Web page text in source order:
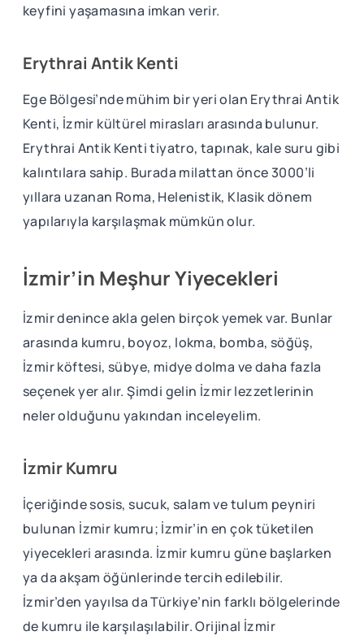
keyfini yaşamasına imkan verir.
Erythrai Antik Kenti
Ege Bölgesi’nde mühim bir yeri olan Erythrai Antik
Kenti, İzmir kültürel mirasları arasında bulunur.
Erythrai Antik Kenti tiyatro, tapınak, kale suru gibi
kalıntılara sahip. Burada milattan önce 3000’li
yıllara uzanan Roma, Helenistik, Klasik dönem
yapılarıyla karşılaşmak mümkün olur.
İzmir’in Meşhur Yiyecekleri
İzmir denince akla gelen birçok yemek var. Bunlar
arasında kumru, boyoz, lokma, bomba, söğüş,
İzmir köftesi, sübye, midye dolma ve daha fazla
seçenek yer alır. Şimdi gelin İzmir lezzetlerinin
neler olduğunu yakından inceleyelim.
İzmir Kumru
İçeriğinde sosis, sucuk, salam ve tulum peyniri
bulunan İzmir kumru; İzmir’in en çok tüketilen
yiyecekleri arasında. İzmir kumru güne başlarken
ya da akşam öğünlerinde tercih edilebilir.
İzmir’den yayılsa da Türkiye’nin farklı bölgelerinde
de kumru ile karşılaşılabilir. Orijinal İzmir